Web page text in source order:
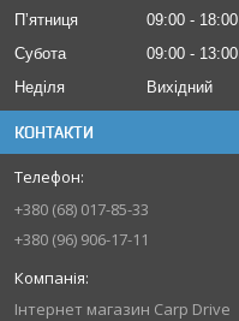
Пʼятниця
09:00
18:00
Субота
09:00
13:00
Неділя
Вихідний
КОНТАКТИ
+380 (68) 017-85-33
+380 (96) 906-17-11
Інтернет магазин Carp Drive